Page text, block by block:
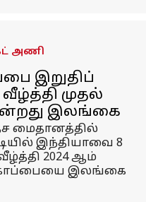
அணி
இறுதிப்
முதல்
இலங்கை
மைதானத்தில்
இந்தியாவை 8
2024 ஆம்
இலங்கை